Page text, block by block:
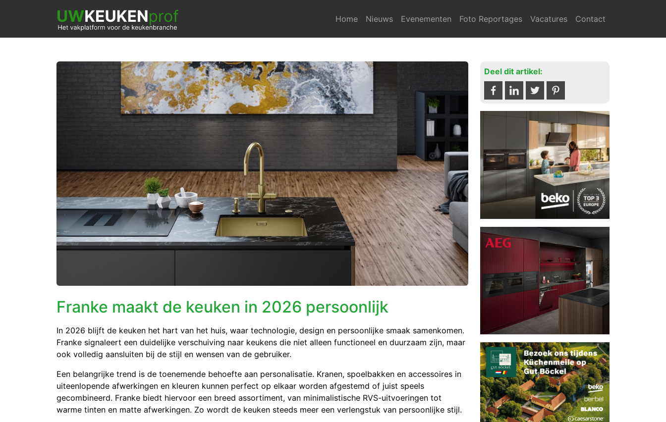
Home Nieuws Evenementen Foto Reportages Vacatures Contact
Franke maakt de keuken in 2026 persoonlijk
In 2026 blijft de keuken het hart van het huis, waar technologie, design en persoonlijke smaak samenkomen.
Franke signaleert een duidelijke verschuiving naar keukens die niet alleen functioneel en duurzaam zijn, maar
ook volledig aansluiten bij de stijl en wensen van de gebruiker.
Een belangrijke trend is de toenemende behoefte aan personalisatie. Kranen, spoelbakken en accessoires in
uiteenlopende afwerkingen en kleuren kunnen perfect op elkaar worden afgestemd of juist speels
gecombineerd. Franke biedt hiervoor een breed assortiment, van minimalistische RVS-uitvoeringen tot
warme tinten en matte afwerkingen. Zo wordt de keuken steeds meer een verlengstuk van persoonlijke stijl.
Deel dit artikel: